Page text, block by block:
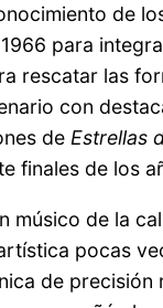
de
para
rescatar las
con
de Estrellas
finales de los
músico de la
pocas
de